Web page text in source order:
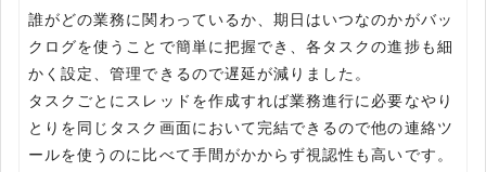
誰がどの業務に関わっているか、期日はいつなのかがバッ
クログを使うことで簡単に把握でき、各タスクの進捗も細
かく設定、管理できるので遅延が減りました。
タスクごとにスレッドを作成すれば業務進行に必要なやり
とりを同じタスク画面において完結できるので他の連絡ツ
ールを使うのに比べて手間がかからず視認性も高いです。